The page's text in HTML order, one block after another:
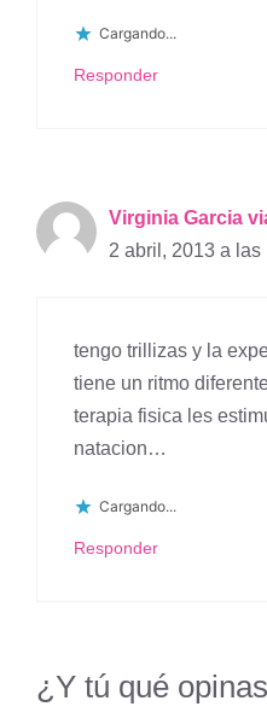
Cargando...
Responder
Virginia Garcia
2 abril, 2013 a las
tengo trillizas y la
tiene un ritmo
terapia fisica les
natacion…
Cargando...
Responder
¿Y tú qué